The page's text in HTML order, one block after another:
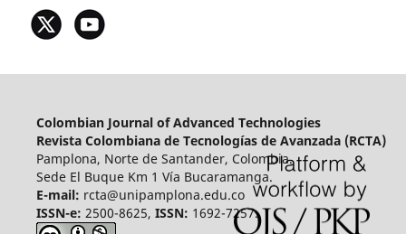
Colombian Journal of Advanced Technologies
Revista Colombiana de Tecnologías de Avanzada (RCTA)
Pamplona, Norte de Santander, Colombia.
Sede El Buque Km 1 Vía Bucaramanga.
E-mail: rcta@unipamplona.edu.co
ISSN-e: 2500-8625, ISSN: 1692-7257.